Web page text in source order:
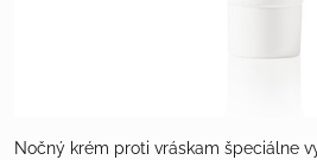
Nočný krém proti vráskam špeciálne